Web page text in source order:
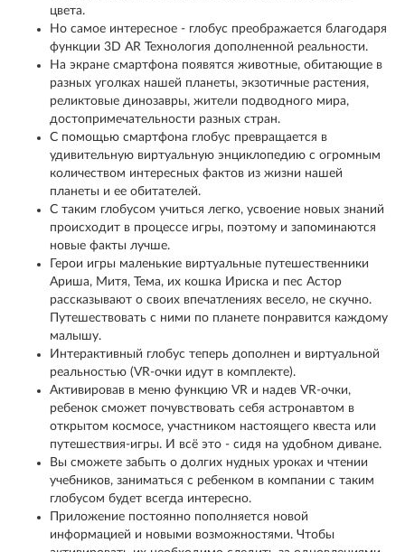
цвета.
Но самое интересное - глобус преображается благодаря
функции 3D AR Технология дополненной реальности.
На экране смартфона появятся животные, обитающие в
разных уголках нашей планеты, экзотичные растения,
реликтовые динозавры, жители подводного мира,
достопримечательности разных стран.
С помощью смартфона глобус превращается в
удивительную виртуальную энциклопедию с огромным
количеством интересных фактов из жизни нашей
планеты и ее обитателей.
С таким глобусом учиться легко, усвоение новых знаний
происходит в процессе игры, поэтому и запоминаются
новые факты лучше.
Герои игры маленькие виртуальные путешественники
Ариша, Митя, Тема, их кошка Ириска и пес Астор
рассказывают о своих впечатлениях весело, не скучно.
Путешествовать с ними по планете понравится каждому
малышу.
Интерактивный глобус теперь дополнен и виртуальной
реальностью (VR-очки идут в комплекте).
Активировав в меню функцию VR и надев VR-очки,
ребенок сможет почувствовать себя астронавтом в
открытом космосе, участником настоящего квеста или
путешествия-игры. И всё это - сидя на удобном диване.
Вы сможете забыть о долгих нудных уроках и чтении
учебников, заниматься с ребенком в компании с таким
глобусом будет всегда интересно.
Приложение постоянно пополняется новой
информацией и новыми возможностями. Чтобы